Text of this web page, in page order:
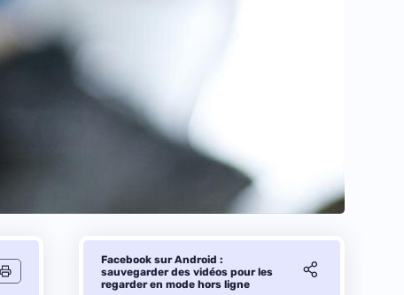
Facebook sur Android :
sauvegarder des vidéos pour les
regarder en mode hors ligne